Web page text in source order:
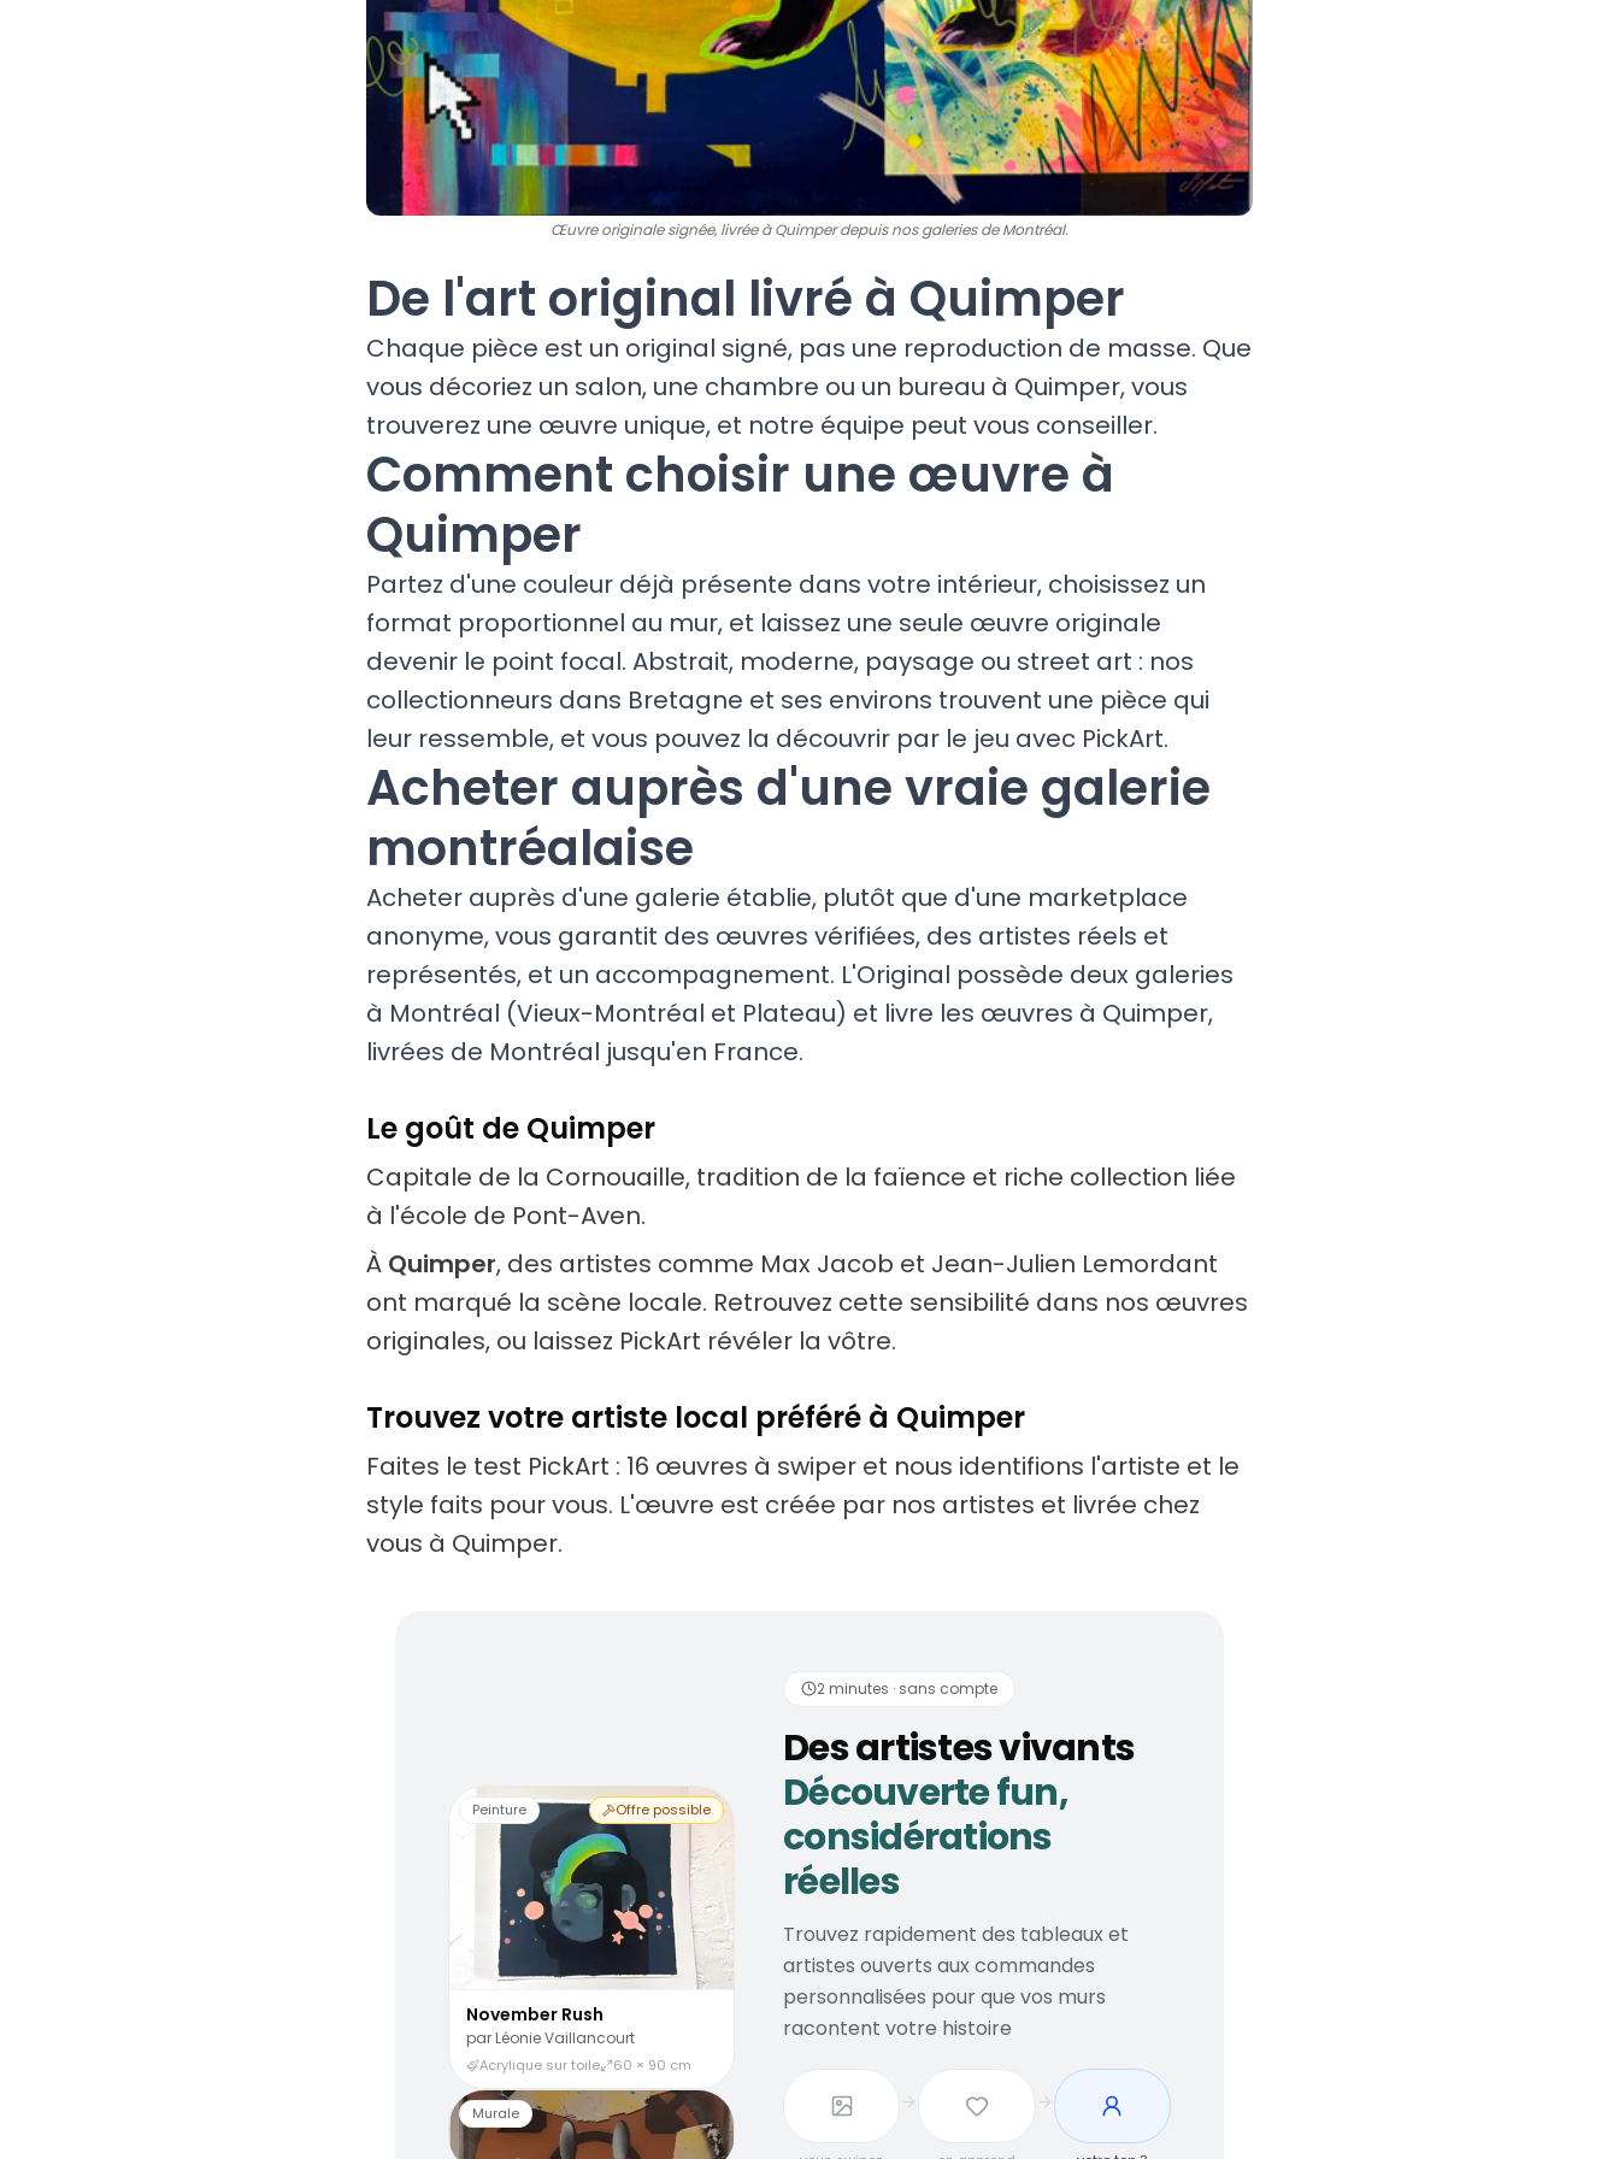
Œuvre originale signée, livrée à Quimper depuis nos galeries de Montréal.
De l'art original livré à Quimper
Chaque pièce est un original signé, pas une reproduction de masse. Que
vous décoriez un salon, une chambre ou un bureau à Quimper, vous
trouverez une œuvre unique, et notre équipe peut vous conseiller.
Comment choisir une œuvre à
Quimper
Partez d'une couleur déjà présente dans votre intérieur, choisissez un
format proportionnel au mur, et laissez une seule œuvre originale
devenir le point focal. Abstrait, moderne, paysage ou street art : nos
collectionneurs dans Bretagne et ses environs trouvent une pièce qui
leur ressemble, et vous pouvez la découvrir par le jeu avec PickArt.
Acheter auprès d'une vraie galerie
montréalaise
Acheter auprès d'une galerie établie, plutôt que d'une marketplace
anonyme, vous garantit des œuvres vérifiées, des artistes réels et
représentés, et un accompagnement. L'Original possède deux galeries
à Montréal (Vieux-Montréal et Plateau) et livre les œuvres à Quimper,
livrées de Montréal jusqu'en France.
Le goût de Quimper
Capitale de la Cornouaille, tradition de la faïence et riche collection liée
à l'école de Pont-Aven.
À Quimper, des artistes comme Max Jacob et Jean-Julien Lemordant
ont marqué la scène locale. Retrouvez cette sensibilité dans nos œuvres
originales, ou laissez PickArt révéler la vôtre.
Trouvez votre artiste local préféré à Quimper
Faites le test PickArt : 16 œuvres à swiper et nous identifions l'artiste et le
style faits pour vous. L'œuvre est créée par nos artistes et livrée chez
vous à Quimper.
Peinture Offre possible
November Rush
par Léonie Vaillancourt
Acrylique sur toile 60 × 90 cm
Murale
2 minutes · sans compte
Des artistes vivants
Découverte fun,
considérations
réelles
Trouvez rapidement des tableaux et
artistes ouverts aux commandes
personnalisées pour que vos murs
racontent votre histoire